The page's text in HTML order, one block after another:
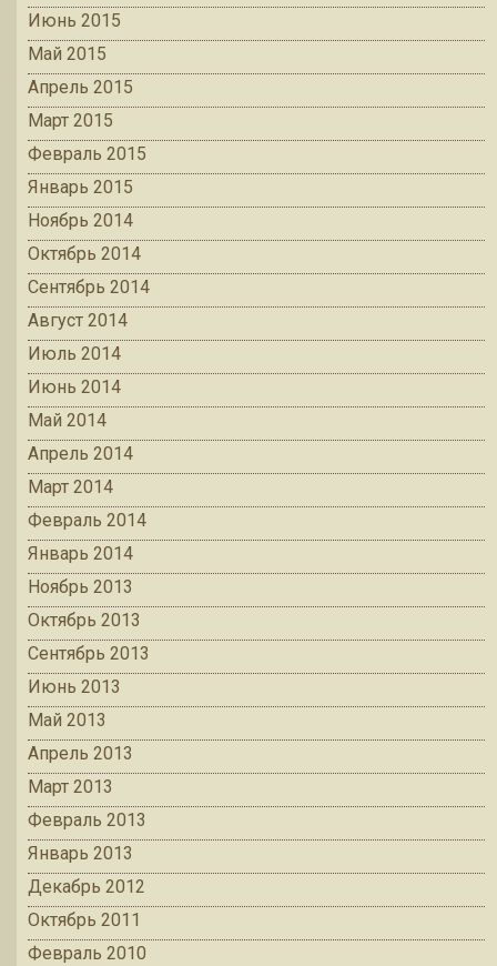
Июнь 2015
Май 2015
Апрель 2015
Март 2015
Февраль 2015
Январь 2015
Ноябрь 2014
Октябрь 2014
Сентябрь 2014
Август 2014
Июль 2014
Июнь 2014
Май 2014
Апрель 2014
Март 2014
Февраль 2014
Январь 2014
Ноябрь 2013
Октябрь 2013
Сентябрь 2013
Июнь 2013
Май 2013
Апрель 2013
Март 2013
Февраль 2013
Январь 2013
Декабрь 2012
Октябрь 2011
Февраль 2010